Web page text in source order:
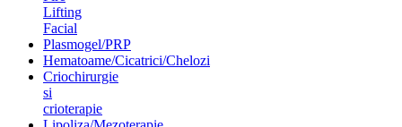
Lifting
Facial
Plasmogel/PRP
Hematoame/Cicatrici/Chelozi
Criochirurgie
si
crioterapie